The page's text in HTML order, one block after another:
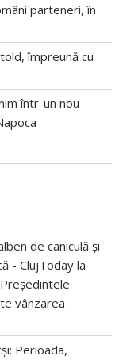
parteneri, în
împreună cu
într-un nou
de caniculă și
- ClujToday la
vânzarea
Perioada,